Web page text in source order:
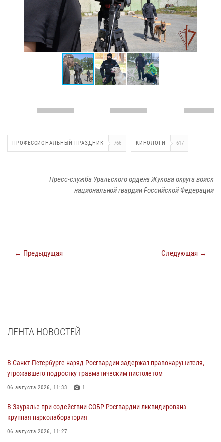
ПРОФЕССИОНАЛЬНЫЙ ПРАЗДНИК 766 КИНОЛОГИ 617
Пресс-служба Уральского ордена Жукова округа войск
национальной гвардии Российской Федерации
← Предыдущая Следующая →
ЛЕНТА НОВОСТЕЙ
В Санкт-Петербурге наряд Росгвардии задержал правонарушителя,
угрожавшего подростку травматическим пистолетом
06 августа 2026, 11:33 1
В Зауралье при содействии СОБР Росгвардии ликвидирована
крупная нарколаборатория
06 августа 2026, 11:27